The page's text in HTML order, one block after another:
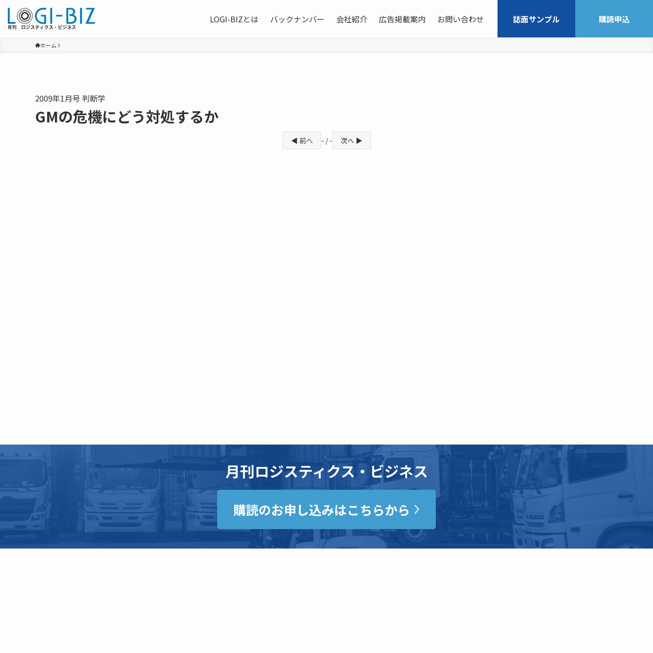
LOGI-BIZとは バックナンバー 会社紹介 広告掲載案内 お問い合わせ 誌面サンプル 購読申込
ホーム
2009年1月号 判断学
GMの危機にどう対処するか
◀ 前へ - / - 次へ ▶
月刊ロジスティクス・ビジネス
購読のお申し込みはこちらから